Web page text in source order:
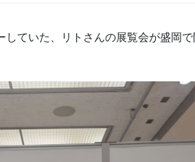
ていた、リトさんの展覧会が盛岡で